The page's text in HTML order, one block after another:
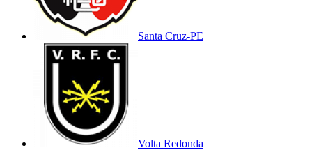
Santa Cruz-PE
Volta Redonda